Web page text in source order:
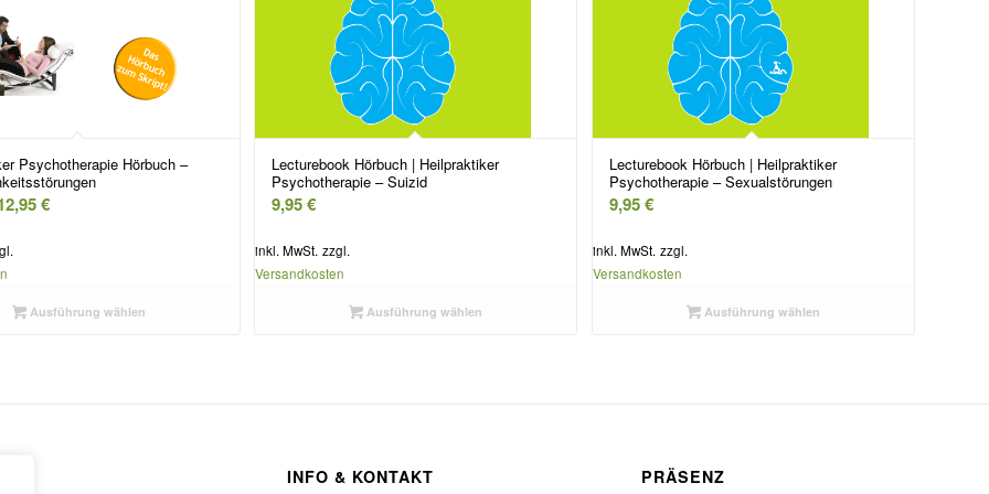
Psychotherapie Hörbuch –
€
Ausführung wählen
Lecturebook Hörbuch | Heilpraktiker
Psychotherapie – Suizid
9,95€
inkl. MwSt. zzgl.
Versandkosten
Ausführung wählen
Lecturebook Hörbuch | Heilpraktiker
Psychotherapie – Sexualstörungen
9,95€
inkl. MwSt. zzgl.
Versandkosten
Ausführung wählen
INFO & KONTAKT PRÄSENZ